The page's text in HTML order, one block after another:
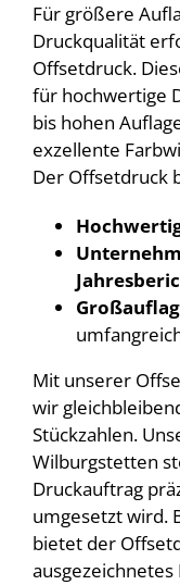
Für größere
Druckqualität
Offsetdruck.
für hochwertige
bis hohen
exzellente
Der Offsetdruck
Mit unserer
wir
Stückzahlen.
Wilburgstetten
Druckauftrag
umgesetzt wird.
bietet der
ausgezeichnetes